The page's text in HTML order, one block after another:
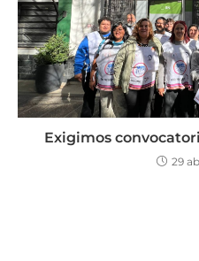
Exigimos
29